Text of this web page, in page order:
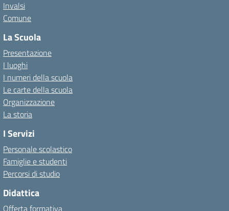
Invalsi
Comune
La Scuola
Presentazione
I luoghi
I numeri della scuola
Le carte della scuola
Organizzazione
La storia
I Servizi
Personale scolastico
Famiglie e studenti
Percorsi di studio
Didattica
Offerta formativa